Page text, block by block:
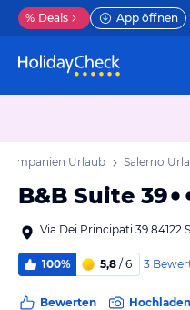
% Deals App öffnen
Kampanien Urlaub Salerno
B&B Suite 39
Via Dei Principati 39 84122
100% 5,8 / 6 3
Bewerten Hochladen